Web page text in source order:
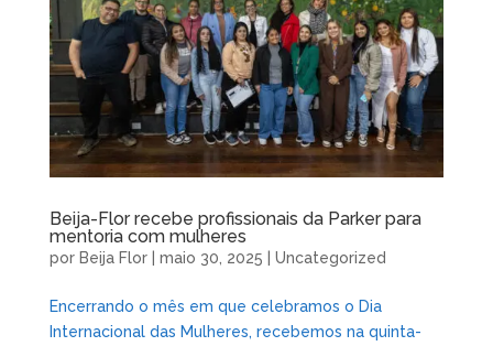
Beija-Flor recebe profissionais da Parker para
mentoria com mulheres
por Beija Flor| maio 30, 2025 Uncategorized
Encerrando o mês em que celebramos o Dia
Internacional das Mulheres, recebemos na quinta-